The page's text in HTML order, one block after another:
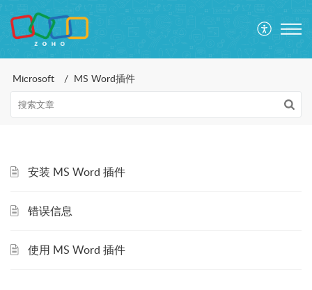
Microsoft MS Word插件
安装 MS Word 插件
错误信息
使用 MS Word 插件